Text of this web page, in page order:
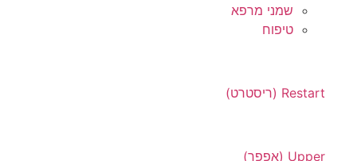
שמני מרפא
טיפוח
Restart (ריסטרט)
Upper (אפפר)